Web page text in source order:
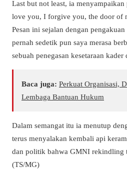
Last but not least, ia
love you, I forgive you, the door of
Pesan ini sejalan dengan
pernah sedetik pun saya merasa
sebuah penegasan kesetaraan
Baca juga: Perkuat Organisasi,
Lembaga Bantuan Hukum
Dalam semangat itu ia menutup
terus menyalakan kembali api
dan politik bahwa GMNI rekindling
(TS/MG)